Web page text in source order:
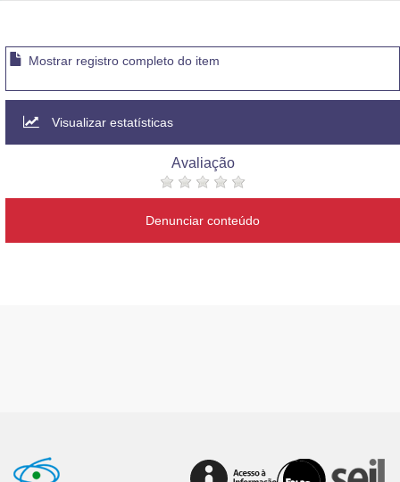
Mostrar registro completo do item
Visualizar estatísticas
Avaliação
Denunciar conteúdo